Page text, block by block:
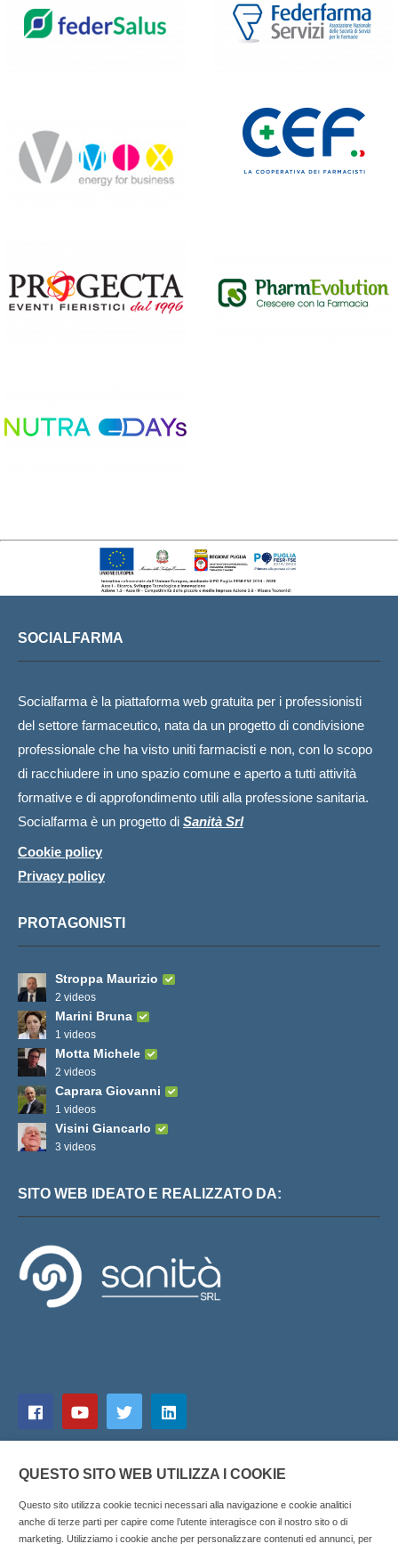
SOCIALFARMA
Socialfarma è la piattaforma web gratuita per i professionisti
del settore farmaceutico, nata da un progetto di condivisione
professionale che ha visto uniti farmacisti e non, con lo scopo
di racchiudere in uno spazio comune e aperto a tutti attività
formative e di approfondimento utili alla professione sanitaria.
Socialfarma è un progetto di Sanità Srl
Cookie policy
Privacy policy
PROTAGONISTI
Stroppa Maurizio
2 videos
Marini Bruna
1 videos
Motta Michele
2 videos
Caprara Giovanni
1 videos
Visini Giancarlo
3 videos
SITO WEB IDEATO E REALIZZATO DA:
QUESTO SITO WEB UTILIZZA I COOKIE
Questo sito utilizza cookie tecnici necessari alla navigazione e cookie analitici
anche di terze parti per capire come l’utente interagisce con il nostro sito o di
marketing. Utilizziamo i cookie anche per personalizzare contenuti ed annunci, per